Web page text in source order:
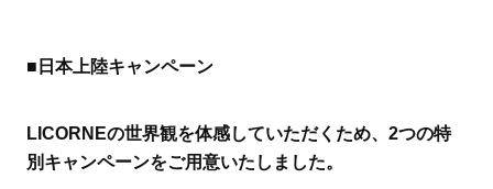
■日本上陸キャンペーン
LICORNEの世界観を体感していただくため、2つの特
別キャンペーンをご用意いたしました。